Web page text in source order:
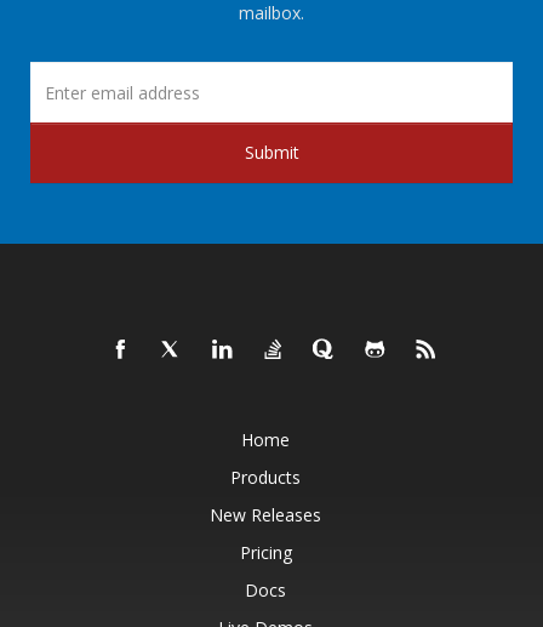
mailbox.
Submit
Home
Products
New Releases
Pricing
Docs